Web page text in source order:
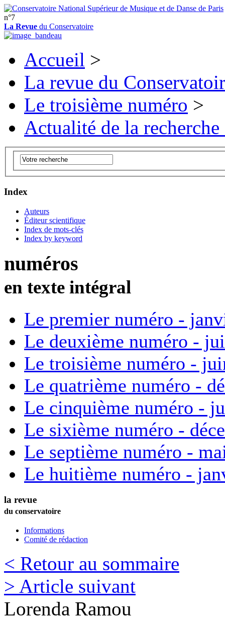
n°7
La Revue du Conservatoire
Accueil >
La revue du
Le troisième numéro >
Actualité de la
Index
Auteurs
Éditeur scientifique
Index de mots-clés
Index by keyword
numéros
en texte intégral
Le premier numéro -
Le deuxième numéro -
Le troisième numéro -
Le quatrième numéro -
Le cinquième numéro -
Le sixième numéro -
Le septième numéro -
Le huitième numéro -
la revue
du conservatoire
Informations
Comité de rédaction
< Retour au sommaire
> Article suivant
Lorenda Ramou